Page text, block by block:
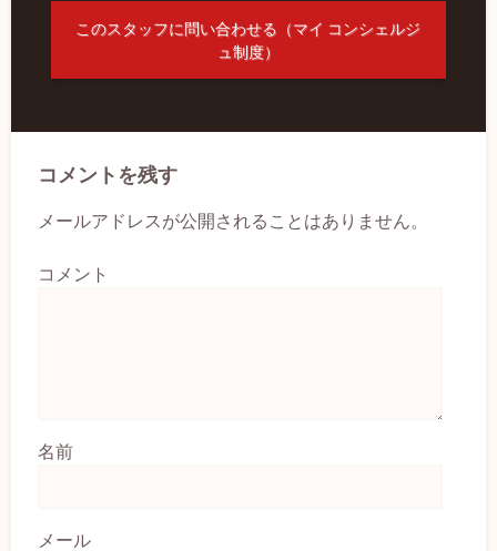
このスタッフに問い合わせる（マイ コンシェルジ
ュ制度）
コメントを残す
メールアドレスが公開されることはありません。
コメント
名前
メール